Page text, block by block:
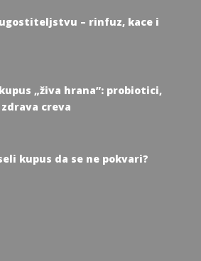
– rinfuz, kace i
„živa hrana”: probiotici,
creva
kupus da se ne pokvari?